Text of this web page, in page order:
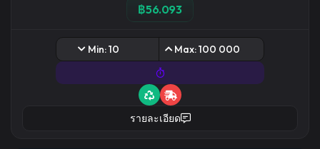
฿56.093
Min: 10 Max: 100 000
รายละเอียด